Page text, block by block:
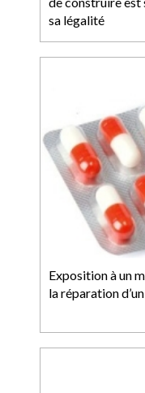
sa légalité
Exposition à un
la réparation